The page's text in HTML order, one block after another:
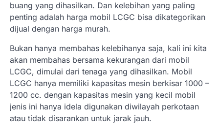
buang yang dihasilkan. Dan kelebihan yang paling
penting adalah harga mobil LCGC bisa dikategorikan
dijual dengan harga murah.
Bukan hanya membahas kelebihanya saja, kali ini kita
akan membahas bersama kekurangan dari mobil
LCGC, dimulai dari tenaga yang dihasilkan. Mobil
LCGC hanya memiliki kapasitas mesin berkisar 1000 –
1200 cc. dengan kapasitas mesin yang kecil mobil
jenis ini hanya idela digunakan diwilayah perkotaan
atau tidak disarankan untuk jarak jauh.